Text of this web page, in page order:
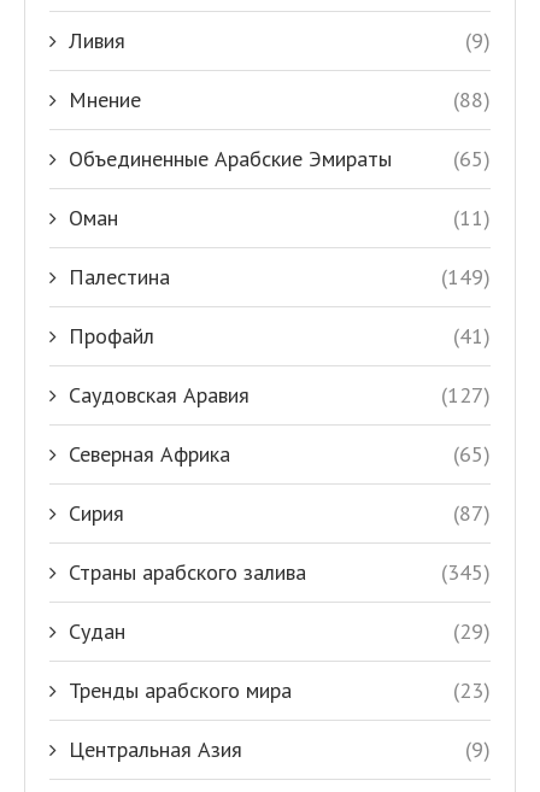
Ливия (9)
Мнение (88)
Объединенные Арабские Эмираты (65)
Оман (11)
Палестина (149)
Профайл (41)
Саудовская Аравия (127)
Северная Африка (65)
Сирия (87)
Страны арабского залива (345)
Судан (29)
Тренды арабского мира (23)
Центральная Азия (9)